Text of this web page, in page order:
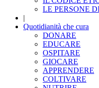
LE PERSONE
|
Quotidianità che cura
DONARE
EDUCARE
OSPITARE
GIOCARE
APPRENDERE
COLTIVARE